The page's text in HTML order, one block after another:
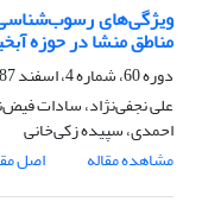
ویژگی‌های رسوب‌شناسی
مناطق منشا در حوزه
دوره 60، شماره 4، اسفند 1387
علی نجفی‌نژاد، سادات
احمدی، سپیده زکی‌خانی
مشاهده مقاله
اصل